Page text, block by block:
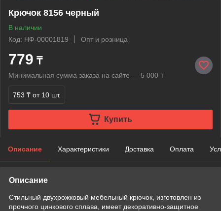
Крючок 8156 черный
В наличии
Код: НФ-00001819
Опт и розница
779 ₸
Минимальная сумма заказа на сайте — 5 000 ₸
753 ₸ от 10 шт.
Купить
Описание Характеристики Доставка Оплата
Описание
Стильный двухрожковый мебельный крючок, изготовлен из
прочного цинкового сплава, имеет декоративно-защитное